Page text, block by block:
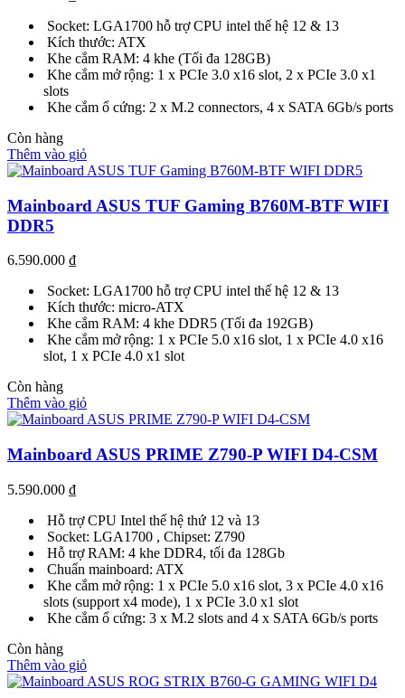
Socket: LGA1700 hỗ trợ CPU intel thế hệ 12 & 13
Kích thước: ATX
Khe cắm RAM: 4 khe (Tối đa 128GB)
Khe cắm mở rộng: 1 x PCIe 3.0 x16 slot, 2 x PCIe 3.0 x1
slots
Khe cắm ổ cứng: 2 x M.2 connectors, 4 x SATA 6Gb/s ports
Còn hàng
Thêm vào giỏ
Mainboard ASUS TUF Gaming B760M-BTF WIFI
DDR5
6.590.000 ₫
Socket: LGA1700 hỗ trợ CPU intel thế hệ 12 & 13
Kích thước: micro-ATX
Khe cắm RAM: 4 khe DDR5 (Tối đa 192GB)
Khe cắm mở rộng: 1 x PCIe 5.0 x16 slot, 1 x PCIe 4.0 x16
slot, 1 x PCIe 4.0 x1 slot
Còn hàng
Thêm vào giỏ
Mainboard ASUS PRIME Z790-P WIFI D4-CSM
5.590.000 ₫
Hỗ trợ CPU Intel thế hệ thứ 12 và 13
Socket: LGA1700 , Chipset: Z790
Hỗ trợ RAM: 4 khe DDR4, tối đa 128Gb
Chuẩn mainboard: ATX
Khe cắm mở rộng: 1 x PCIe 5.0 x16 slot, 3 x PCIe 4.0 x16
slots (support x4 mode), 1 x PCIe 3.0 x1 slot
Khe cắm ổ cứng: 3 x M.2 slots and 4 x SATA 6Gb/s ports
Còn hàng
Thêm vào giỏ